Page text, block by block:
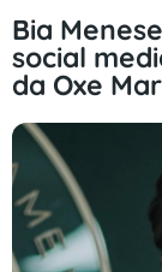
Bia
social
da Oxe